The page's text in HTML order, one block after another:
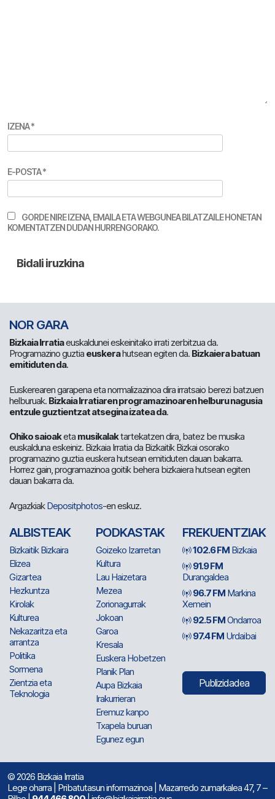
IZENA*
E-POSTA*
GORDE NIRE IZENA, EMAILA ETA WEBGUNEA BILATZAILE HONETAN
KOMENTATZEN DUDAN HURRENGORAKO.
NOR GARA
Bizkaia Irratiaeuskaldunei eskeinitako irrati zerbitzua da.
Programazino guztia euskerahutsean egiten da. Bizkaiera batuan
emitiduten da.
Euskerearen garapena eta normalizazinoa dira irratsaio berezi batzuen
helburuak. Bizkaia Irratiaren programazinoaren helburu nagusia
entzule guztientzat atsegina izatea da.
Ohiko saioaketa musikalaktartekatzen dira, batez be musika
euskalduna eskeiniz. Bizkaia Irratia da Bizkaitik Bizkai osorako
programazino guztia euskera hutsean emitiduten dauan bakarra.
Horrez gain, programazinoa goitik behera bizkaiera hutsean egiten
dauan bakarra da.
ArgazkiakDepositphotos-en eskuz.
ALBISTEAK
Bizkaitik Bizkaira
Elizea
Gizartea
Hezkuntza
Kirolak
Kulturea
Nekazaritza eta
arrantza
Politika
Sormena
Zientzia eta
Teknologia
PODKASTAK
Goizeko Izarretan
Kultura
Lau Haizetara
Mezea
Zorionagurrak
Jokoan
Garoa
Kresala
Euskera Hobetzen
Planik Plan
Aupa Bizkaia
Irakurrieran
Eremuz kanpo
Txapela buruan
Egunez egun
FREKUENTZIAK
102.6 FM Bizkaia
91.9 FM
Durangaldea
96.7 FM Markina
Xemein
92.5 FMOndarroa
97.4 FM Urdaibai
Publizidadea
© 2026 Bizkaia Irratia
Lege oharra Pribatutasun informazinoa | Mazarredo zumarkalea 47, 7 –